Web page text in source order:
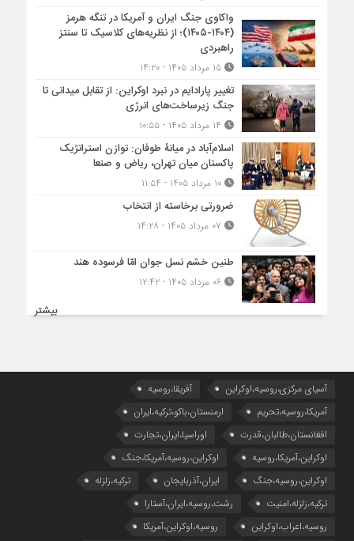
واکاوی جنگ ایران و آمریکا در تنگه هرمز
(۱۴۰۴-۱۴۰۵)؛ از نظریه‌های کلاسیک تا سنتز
راهبردی
۱۵ مرداد ۱۴۰۵ - ۱۴:۲۰
تغییر پارادایم در نبرد اوکراین: از تقابل میدانی تا
جنگ زیرساخت‌های انرژی
اسلام‌آباد در میانۀ طوفان: توازن استراتژیک
پاکستان میان تهران، ریاض و صنعا
۱۰ مرداد ۱۴۰۵ - ۱۱:۵۴
ضرورتی برخاسته از انتخاب
طنین خشم نسل جوان امّا فرسوده هند
۰۶ مرداد ۱۴۰۵ - ۱۲:۴۲
بیشتر
آسیای مرکزی،روسیه،اوکراین
آفریقا،روسیه
آمریکا،روسیه،تحریم
ارمنستان،باکو،ترکیه،ایران
افغانستان،طالبان،قدرت
اوراسیا،ایران،تجارت
اوکراین،آمریکا،روسیه
اوکراین،روسیه،آمریکا،جنگ
اوکراین،روسیه،جنگ
ایران،آذربایجان
ترکیه،زلزله
ترکیه،زلزله،امنیت
رشت،روسیه،ایران،آستارا
روسیه،اعراب،اوکراین
روسیه،اوکراین،آمریکا